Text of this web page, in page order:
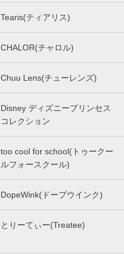
Tearis(ティアリス)
CHALOR(チャロル)
Chuu Lens(チューレンズ)
Disney ディズニープリンセス
コレクション
too cool for school(トゥークー
ルフォースクール)
DopeWink(ドープウインク)
とりーてぃー(Treatee)